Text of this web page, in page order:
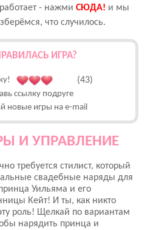
- нажми CЮДА! и мы
что случилось.
ИГРА?
(43)
ссылку подруге
новые игры на e-mail
И УПРАВЛЕНИЕ
требуется стилист, который
свадебные наряды для
Уильяма и его
Кейт! И ты, как никто
роль! Щелкай по вариантам
нарядить принца и